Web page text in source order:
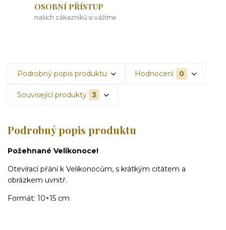
OSOBNÍ PŘÍSTUP
našich zákazníků si vážíme
Podrobný popis produktu Hodnocení 0
Související produkty 3
Podrobný popis produktu
Požehnané Velikonoce!
Otevírací přání k Velikonocům, s krátkým citátem a
obrázkem uvnitř.
Formát: 10×15 cm